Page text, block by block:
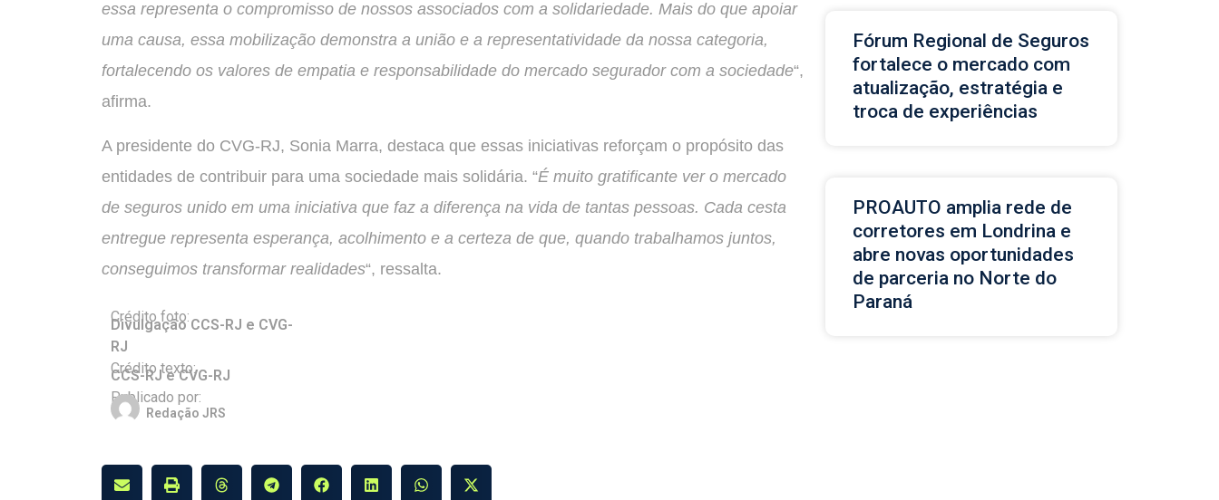
essa representa o compromisso de nossos associados com a solidariedade. Mais do que apoiar
uma causa, essa mobilização demonstra a união e a representatividade da nossa categoria,
fortalecendo os valores de empatia e responsabilidade do mercado segurador com a sociedade“,
afirma.
A presidente do CVG-RJ, Sonia Marra, destaca que essas iniciativas reforçam o propósito das
entidades de contribuir para uma sociedade mais solidária. “É muito gratificante ver o mercado
de seguros unido em uma iniciativa que faz a diferença na vida de tantas pessoas. Cada cesta
entregue representa esperança, acolhimento e a certeza de que, quando trabalhamos juntos,
conseguimos transformar realidades“, ressalta.
Crédito foto:
Divulgação CCS-RJ e CVG-
RJ
Crédito texto:
CCS-RJ e CVG-RJ
Publicado por:
Redação JRS
Fórum Regional de Seguros
fortalece o mercado com
atualização, estratégia e
troca de experiências
PROAUTO amplia rede de
corretores em Londrina e
abre novas oportunidades
de parceria no Norte do
Paraná